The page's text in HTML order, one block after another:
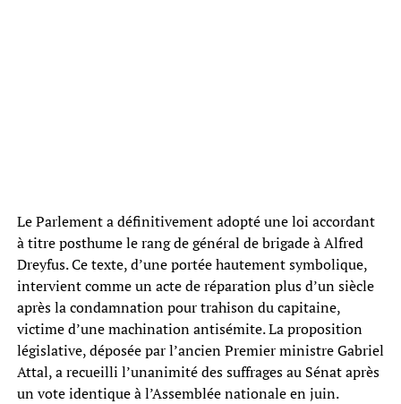
Le Parlement a définitivement adopté une loi accordant
à titre posthume le rang de général de brigade à Alfred
Dreyfus. Ce texte, d’une portée hautement symbolique,
intervient comme un acte de réparation plus d’un siècle
après la condamnation pour trahison du capitaine,
victime d’une machination antisémite. La proposition
législative, déposée par l’ancien Premier ministre Gabriel
Attal, a recueilli l’unanimité des suffrages au Sénat après
un vote identique à l’Assemblée nationale en juin.